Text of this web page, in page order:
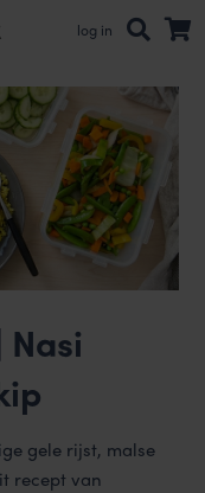
log in
gele rijst, malse
recept van